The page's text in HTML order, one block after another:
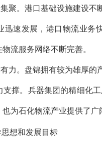
。港口基础设施建设不
迅速发展，港口物流业务
流服务网络不断完善。
。盘锦拥有较为雄厚的
支撑。兵器集团的精细化
为石化物流产业提供了广
思想和发展目标